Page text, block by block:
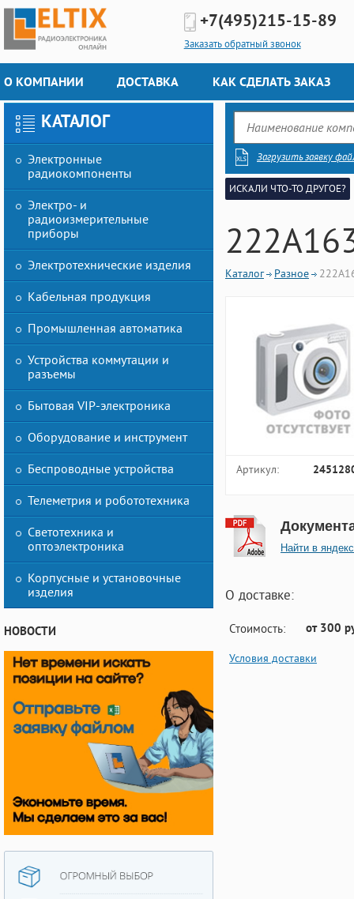
+7(495)215-15-89
Заказать обратный звонок
О КОМПАНИИ ДОСТАВКА КАК СДЕЛАТЬ ЗАКАЗ
КАТАЛОГ
Электронные
радиокомпоненты
Электро- и
радиоизмерительные
приборы
Электротехнические изделия
Кабельная продукция
Промышленная автоматика
Устройства коммутации и
разъемы
Бытовая VIP-электроника
Оборудование и инструмент
Беспроводные устройства
Телеметрия и робототехника
Светотехника и
оптоэлектроника
Корпусные и установочные
изделия
НОВОСТИ
Загрузить заявку
ИСКАЛИ ЧТО-ТО ДРУГОЕ?
Каталог Разное
Артикул:
Найти в яндекс
О доставке:
Стоимость: от 300
Условия доставки